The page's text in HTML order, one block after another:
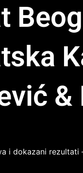
&
i dokazani rezultati